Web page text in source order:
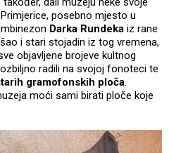
posebno mjesto u
Darka Rundeka iz rane
i stari stojadin iz tog vremena,
objavljene brojeve kultnog
radili na svojoj fonoteci te
gramofonskih ploča.
moći sami birati ploče koje